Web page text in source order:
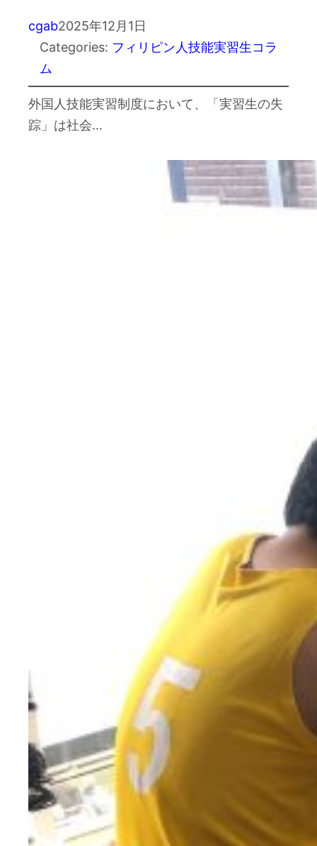
cgab2025年12月1日
Categories: フィリピン人技能実習生コラ
ム
外国人技能実習制度において、「実習生の失
踪」は社会…